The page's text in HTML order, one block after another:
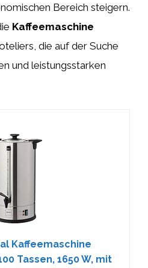
Bereich steigern.
Kaffeemaschine
die auf der Suche
und leistungsstarken
Kaffeemaschine
Tassen, 1650 W, mit